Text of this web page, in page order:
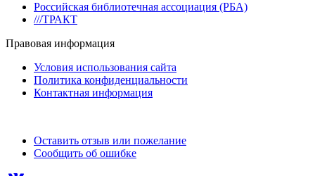
Российская библиотечная ассоциация (РБА)
///ТРАКТ
Правовая информация
Условия использования сайта
Политика конфиденциальности
Контактная информация
Оставить отзыв или пожелание
Сообщить об ошибке